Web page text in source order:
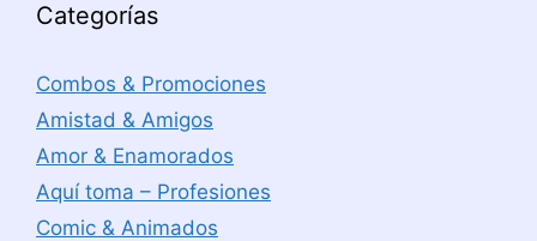
Categorías
Combos & Promociones
Amistad & Amigos
Amor & Enamorados
Aquí toma – Profesiones
Comic & Animados